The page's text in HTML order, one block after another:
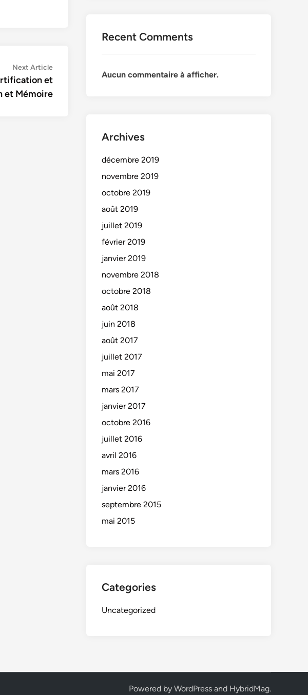
Next ArticleNext
article:
et
et Mémoire
Recent Comments
Aucun commentaire à afficher.
Archives
décembre 2019
novembre 2019
octobre 2019
août 2019
juillet 2019
février 2019
janvier 2019
novembre 2018
octobre 2018
août 2018
juin 2018
août 2017
juillet 2017
mai 2017
mars 2017
janvier 2017
octobre 2016
juillet 2016
avril 2016
mars 2016
janvier 2016
septembre 2015
mai 2015
Categories
Uncategorized
Powered by WordPress and HybridMag.